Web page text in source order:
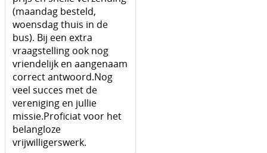
(maandag besteld,
woensdag thuis in de
bus). Bij een extra
vraagstelling ook nog
vriendelijk en aangenaam
correct antwoord.Nog
veel succes met de
vereniging en jullie
missie.Proficiat voor het
belangloze
vrijwilligerswerk.